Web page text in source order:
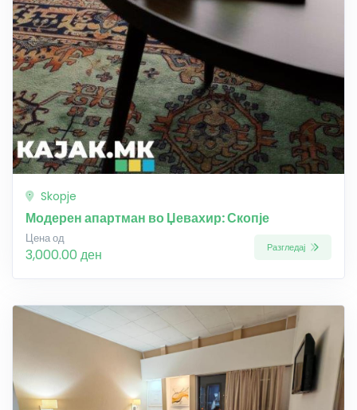
Skopje
Модерен апартман во Џевахир: Скопје
Цена од
3,000.00 ден Разгледај